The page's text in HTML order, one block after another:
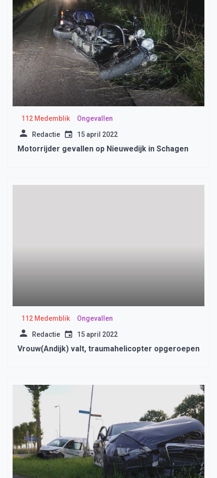
112 Medemblik Ongevallen
Redactie 15 april 2022
Motorrijder gevallen op Nieuwedijk in Schagen
112 Medemblik Ongevallen
Redactie 15 april 2022
Vrouw(Andijk) valt, traumahelicopter opgeroepen